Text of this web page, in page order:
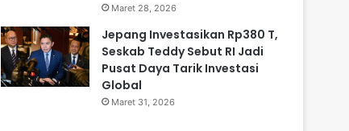
Maret 28, 2026
Jepang Investasikan Rp380 T,
Seskab Teddy Sebut RI Jadi
Pusat Daya Tarik Investasi
Global
Maret 31, 2026